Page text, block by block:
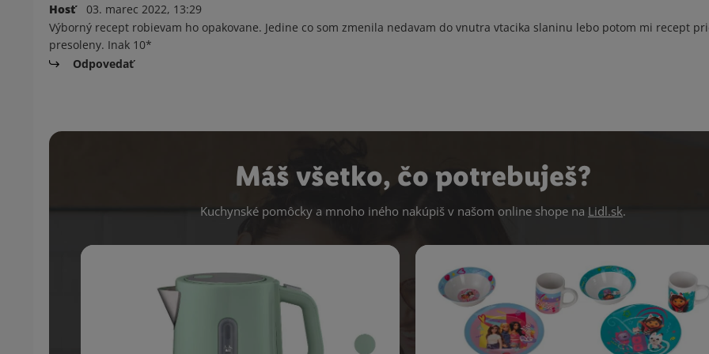
Hosť
03. marec 2022, 13:29
Výborný recept robievam ho opakovane. Jedine co som zmenila nedavam do vnutra vtacika slaninu lebo potom mi recept
presoleny. Inak 10*
Odpovedať
Máš všetko, čo potrebuješ?
Kuchynské pomôcky a mnoho iného nakúpiš v našom online shope na Lidl.sk.